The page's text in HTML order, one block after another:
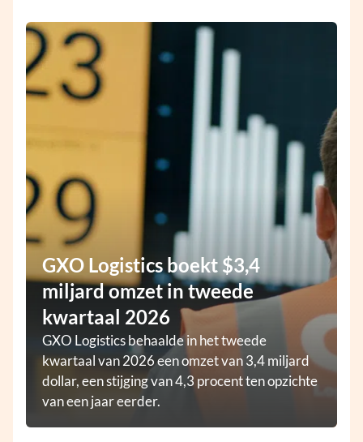
GXO Logistics boekt $3,4
miljard omzet in tweede
kwartaal 2026
GXO Logistics behaalde in het tweede
kwartaal van 2026 een omzet van 3,4 miljard
dollar, een stijging van 4,3 procent ten opzichte
van een jaar eerder.